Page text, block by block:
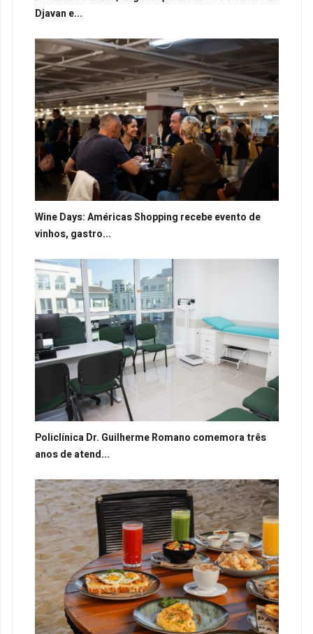
Djavan e...
Wine Days: Américas Shopping recebe evento de
vinhos, gastro...
Policlínica Dr. Guilherme Romano comemora três
anos de atend...